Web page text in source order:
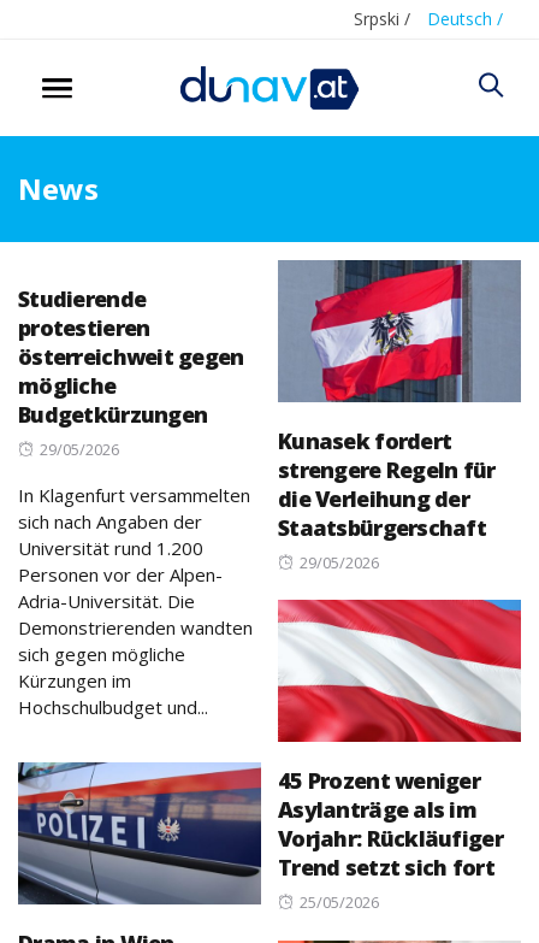
Srpski / Deutsch /
News
Studierende
protestieren
österreichweit gegen
mögliche
Budgetkürzungen
Posted
29/05/2026
In Klagenfurt versammelten
sich nach Angaben der
Universität rund 1.200
Personen vor der Alpen-
Adria-Universität. Die
Demonstrierenden wandten
sich gegen mögliche
Kürzungen im
Hochschulbudget und...
Kunasek fordert
strengere Regeln für
die Verleihung der
Staatsbürgerschaft
Posted
29/05/2026
45 Prozent weniger
Asylanträge als im
Vorjahr: Rückläufiger
Trend setzt sich fort
Posted
25/05/2026